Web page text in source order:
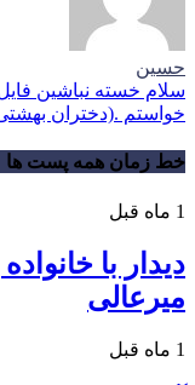
حسین
سلام خسته نباشین
خواستم .(دختران
خط زمان همه پست ها
1 ماه قبل
دیدار با
میرعالی
1 ماه قبل